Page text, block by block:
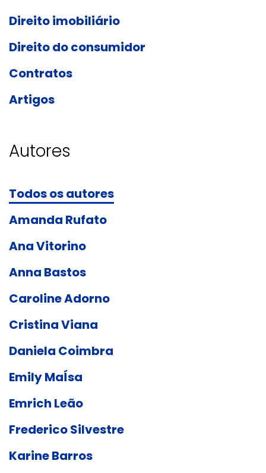
Direito imobiliário
Direito do consumidor
Contratos
Artigos
Autores
Todos os autores
Amanda Rufato
Ana Vitorino
Anna Bastos
Caroline Adorno
Cristina Viana
Daniela Coimbra
Emily MaÍsa
Emrich Leão
Frederico Silvestre
Karine Barros